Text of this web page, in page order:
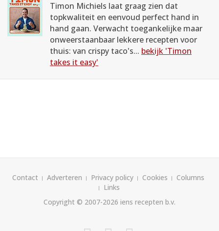
Timon Michiels laat graag zien dat
topkwaliteit en eenvoud perfect hand in
hand gaan. Verwacht toegankelijke maar
onweerstaanbaar lekkere recepten voor
thuis: van crispy taco's... bekijk 'Timon
takes it easy'
Contact Adverteren Privacy policy Cookies
Columns
Links
Copyright © 2007-2026 iens recepten b.v.